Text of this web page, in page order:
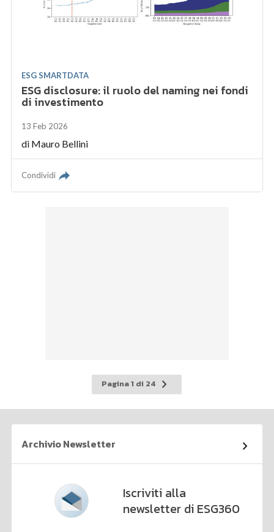
ESG SMARTDATA
ESG disclosure: il ruolo del naming nei fondi
di investimento
13 Feb 2026
di Mauro Bellini
Condividi
Pagina 1 di 24 Pagina
successiva
Archivio Newsletter
Iscriviti alla
newsletter di ESG360